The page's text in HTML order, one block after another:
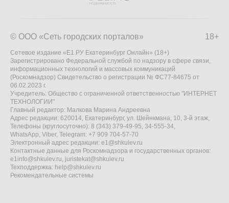
18+
© ООО «Сеть городских порталов»
Сетевое издание «Е1.РУ Екатеринбург Онлайн» (18+)
Зарегистрировано Федеральной службой по надзору в сфере связи,
информационных технологий и массовых коммуникаций
(Роскомнадзор) Свидетельство о регистрации № ФС77-84675 от
06.02.2023 г.
Учредитель: Общество с ограниченной ответственностью "ИНТЕРНЕТ
ТЕХНОЛОГИИ"
Главный редактор: Малкова Марина Андреевна
Адрес редакции: 620014, Екатеринбург, ул. Шейнкмана, 10, 3-й этаж,
Телефоны (круглосуточно): 8 (343) 379-49-95, 34-555-34,
WhatsApp, Viber, Telegram: +7 909 704-57-70
Электронный адрес редакции: e1@shkulev.ru
Контактные данные для Роскомнадзора и государственных органов:
e1info@shkulev.ru, juristekat@shkulev.ru
Техподдержка: help@shkulev.ru
Рекомендательные системы